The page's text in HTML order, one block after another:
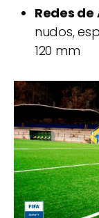
Redes
nudos,
120 mm